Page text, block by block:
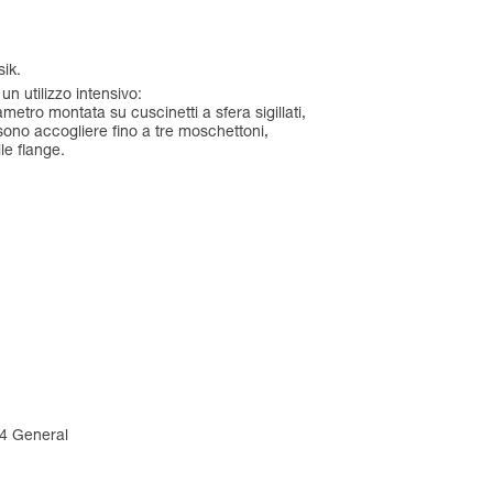
utilizzo intensivo:
montata su cuscinetti a sfera sigillati,
accogliere fino a tre moschettoni,
flange.
General